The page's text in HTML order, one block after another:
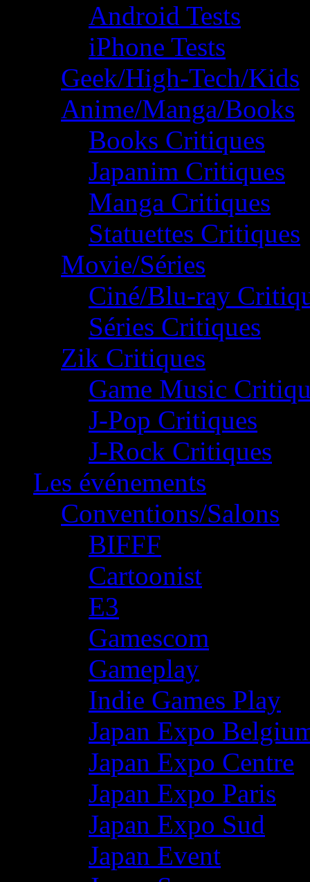
Android Tests
iPhone Tests
Geek/High-Tech/Kids
Anime/Manga/Books
Books Critiques
Japanim Critiques
Manga Critiques
Statuettes Critiques
Movie/Séries
Ciné/Blu-ray
Séries Critiques
Zik Critiques
Game Music
J-Pop Critiques
J-Rock Critiques
Les événements
Conventions/Salons
BIFFF
Cartoonist
E3
Gamescom
Gameplay
Indie Games Play
Japan Expo
Japan Expo Centre
Japan Expo Paris
Japan Expo Sud
Japan Event